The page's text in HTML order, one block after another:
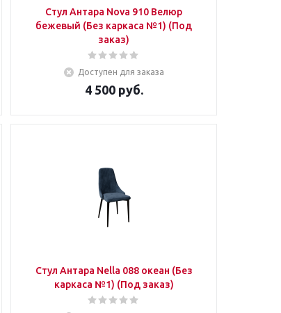
Стул Антара Nova 910 Велюр
бежевый (Без каркаса №1) (Под
заказ)
Доступен для заказа
4 500руб.
Стул Антара Nella 088 океан (Без
каркаса №1) (Под заказ)